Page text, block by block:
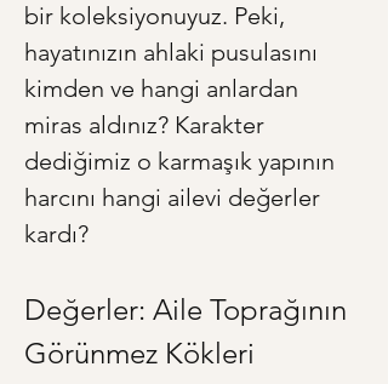
bir koleksiyonuyuz. Peki,
hayatınızın ahlaki pusulasını
kimden ve hangi anlardan
miras aldınız? Karakter
dediğimiz o karmaşık yapının
harcını hangi ailevi değerler
kardı?
Değerler: Aile Toprağının
Görünmez Kökleri